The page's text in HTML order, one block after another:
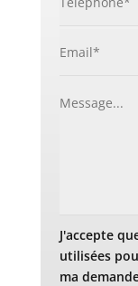
J'accepte
utilisées
ma